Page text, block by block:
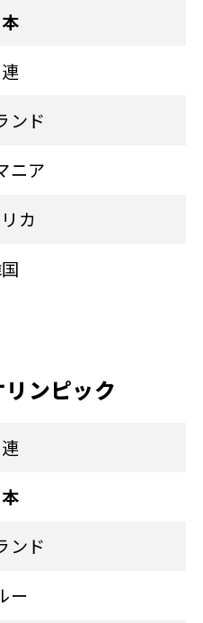
ンド
ニア
カ
ンピック
ンド
ー